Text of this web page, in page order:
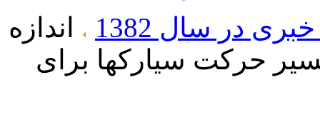
در سال 1382
اندازه
حرکت سیارکها برای